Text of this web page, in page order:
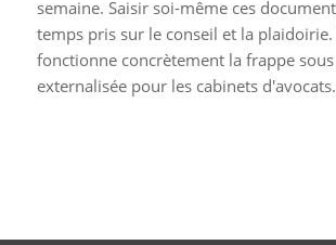
semaine. Saisir soi-même ces
temps pris sur le conseil et la
fonctionne concrètement la frappe
externalisée pour les cabinets d'avocats.